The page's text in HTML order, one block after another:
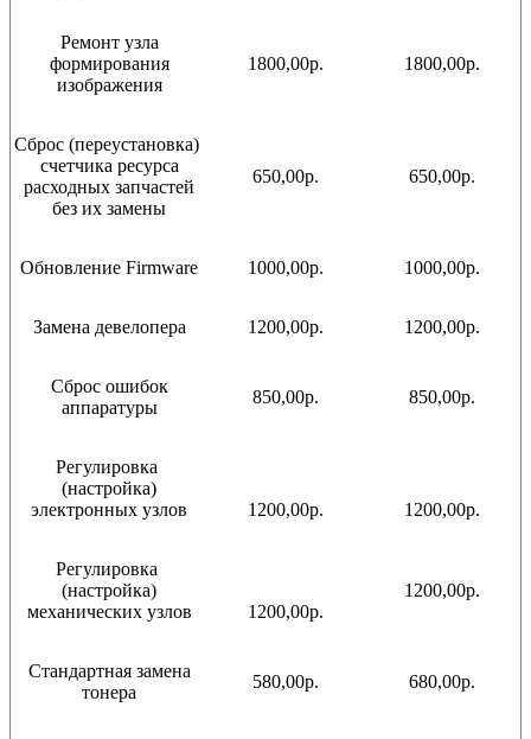
Ремонт узла
формирования
изображения
1800,00р. 1800,00р.
Сброс (переустановка)
счетчика ресурса
расходных запчастей
без их замены
650,00р. 650,00р.
Обновление Firmware 1000,00р. 1000,00р.
Замена девелопера 1200,00р. 1200,00р.
Сброс ошибок
аппаратуры
850,00р. 850,00р.
Регулировка
(настройка)
электронных узлов
1200,00р. 1200,00р.
Регулировка
(настройка)
механических узлов
1200,00р.
1200,00р.
Стандартная замена
тонера
580,00р. 680,00р.